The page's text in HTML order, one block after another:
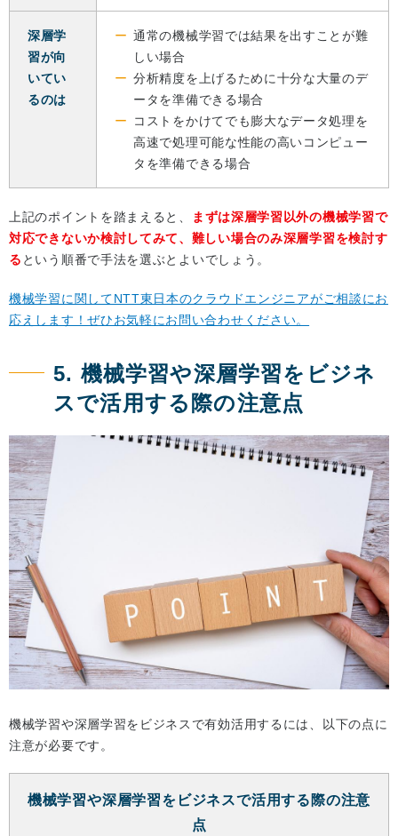
深層学
習が向
いてい
るのは
通常の機械学習では結果を出すことが難
しい場合
分析精度を上げるために十分な大量のデ
ータを準備できる場合
コストをかけてでも膨大なデータ処理を
高速で処理可能な性能の高いコンピュー
タを準備できる場合
上記のポイントを踏まえると、
まずは深層学習以外の機械学習で
対応できないか検討してみて、難しい場合のみ深層学習を検討す
る という順番で手法を選ぶとよいでしょう。
機械学習に関してNTT東日本のクラウドエンジニアがご相談にお
応えします！ぜひお気軽にお問い合わせください。
5. 機械学習や深層学習をビジネ
スで活用する際の注意点
機械学習や深層学習をビジネスで有効活用するには、以下の点に
注意が必要です。
機械学習や深層学習をビジネスで活用する際の注意
点